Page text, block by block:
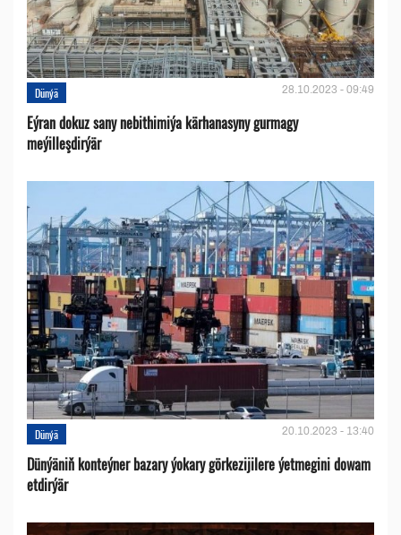
Dünýä 28.10.2023 - 09:49
Eýran dokuz sany nebithimiýa kärhanasyny gurmagy
meýilleşdirýär
Dünýä 20.10.2023 - 13:40
Dünýäniň konteýner bazary ýokary görkezijilere ýetmegini dowam
etdirýär